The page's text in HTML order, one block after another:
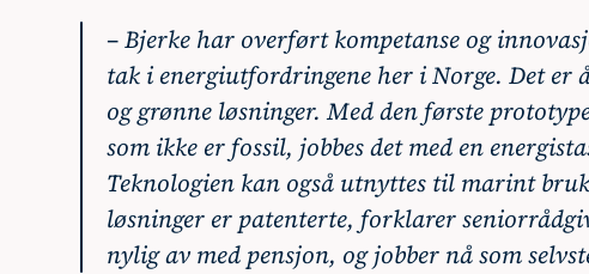
– Bjerke har overført kompetanse og
tak i energiutfordringene her i Norge. Det er
og grønne løsninger. Med den første
som ikke er fossil, jobbes det med en
Teknologien kan også utnyttes til marint
løsninger er patenterte, forklarer
nylig av med pensjon, og jobber nå som